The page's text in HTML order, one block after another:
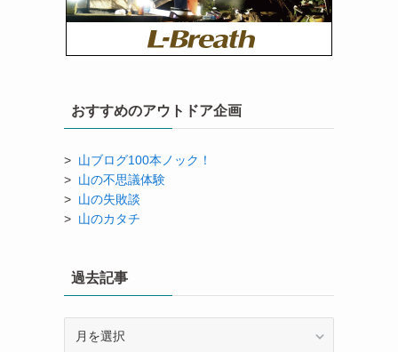
おすすめのアウトドア企画
> 山ブログ100本ノック！
> 山の不思議体験
> 山の失敗談
> 山のカタチ
過去記事